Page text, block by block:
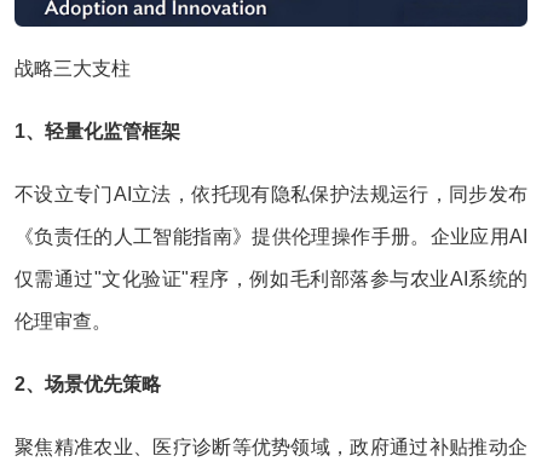
战略三大支柱
1、轻量化监管框架
不设立专门AI立法，依托现有隐私保护法规运行，同步发布
《负责任的人工智能指南》提供伦理操作手册。企业应用AI
仅需通过"文化验证"程序，例如毛利部落参与农业AI系统的
伦理审查。
2、场景优先策略
聚焦精准农业、医疗诊断等优势领域，政府通过补贴推动企